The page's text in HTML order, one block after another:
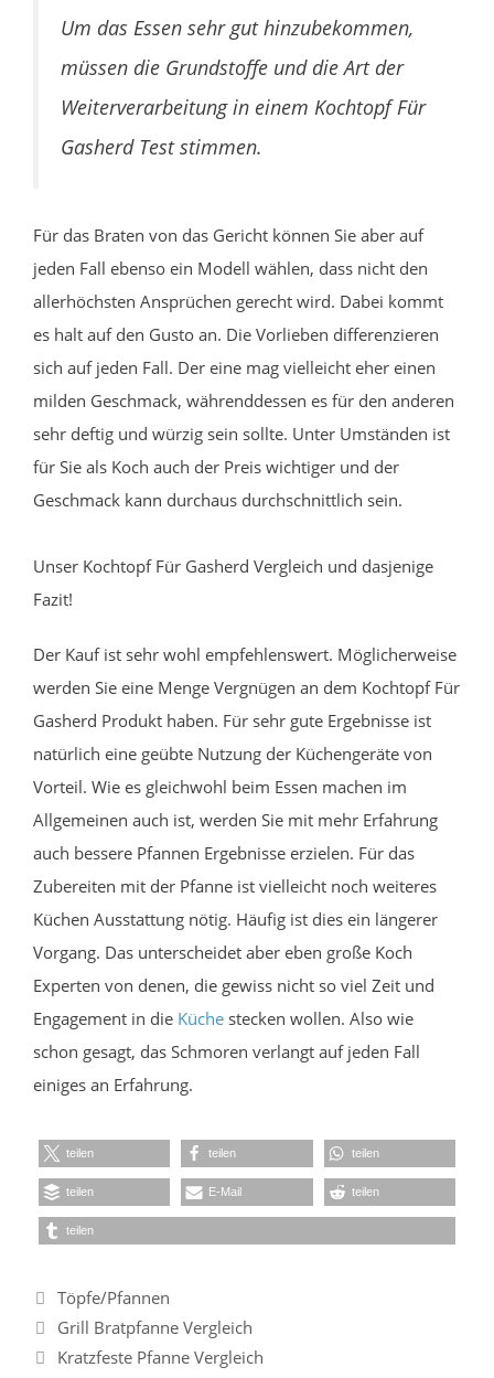
Um das Essen sehr gut hinzubekommen,
müssen die Grundstoffe und die Art der
Weiterverarbeitung in einem Kochtopf Für
Gasherd Test stimmen.
Für das Braten von das Gericht können Sie aber auf
jeden Fall ebenso ein Modell wählen, dass nicht den
allerhöchsten Ansprüchen gerecht wird. Dabei kommt
es halt auf den Gusto an. Die Vorlieben differenzieren
sich auf jeden Fall. Der eine mag vielleicht eher einen
milden Geschmack, währenddessen es für den anderen
sehr deftig und würzig sein sollte. Unter Umständen ist
für Sie als Koch auch der Preis wichtiger und der
Geschmack kann durchaus durchschnittlich sein.
Unser Kochtopf Für Gasherd Vergleich und dasjenige
Fazit!
Der Kauf ist sehr wohl empfehlenswert. Möglicherweise
werden Sie eine Menge Vergnügen an dem Kochtopf Für
Gasherd Produkt haben. Für sehr gute Ergebnisse ist
natürlich eine geübte Nutzung der Küchengeräte von
Vorteil. Wie es gleichwohl beim Essen machen im
Allgemeinen auch ist, werden Sie mit mehr Erfahrung
auch bessere Pfannen Ergebnisse erzielen. Für das
Zubereiten mit der Pfanne ist vielleicht noch weiteres
Küchen Ausstattung nötig. Häufig ist dies ein längerer
Vorgang. Das unterscheidet aber eben große Koch
Experten von denen, die gewiss nicht so viel Zeit und
Engagement in die Küche stecken wollen. Also wie
schon gesagt, das Schmoren verlangt auf jeden Fall
einiges an Erfahrung.
teilen teilen teilen
teilen E-Mail teilen
teilen
Kategorien
Töpfe/Pfannen
Grill Bratpfanne Vergleich
Kratzfeste Pfanne Vergleich